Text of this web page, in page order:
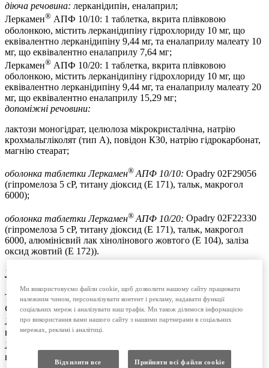
діюча речовина: лерканідипін, еналаприл;
Леркамен® АПФ 10/10: 1 таблетка, вкрита плівковою
оболонкою, містить лерканідипіну гідрохлориду 10 мг, що
еквівалентно лерканідипіну 9,44 мг, та еналаприлу малеату 10
мг, що еквівалентно еналаприлу 7,64 мг;
Леркамен® АПФ 10/20: 1 таблетка, вкрита плівковою
оболонкою, містить лерканідипіну гідрохлориду 10 мг, що
еквівалентно лерканідипіну 9,44 мг, та еналаприлу малеату 20
мг, що еквівалентно еналаприлу 15,29 мг;
допоміжні речовини:
лактози моногідрат, целюлоза мікрокристалічна, натрію
крохмальгліколят (тип А), повідон К30, натрію гідрокарбонат,
магнію стеарат;
оболонка таблетки Леркамен® АПФ 10/10: Opadry 02F29056
(гіпромелоза 5 сР, титану діоксид (Е 171), тальк, макрогол
6000);
оболонка таблетки Леркамен® АПФ 10/20: Opadry 02F22330
(гіпромелоза 5 сР, титану діоксид (Е 171), тальк, макрогол
6000, алюмінієвий лак хінолінового жовтого (Е 104), заліза
оксид жовтий (Е 172)).
Лікарська форма
Таблетки, вкриті плівковою оболонкою.
Основні фізико-хімічні властивості:
Леркамен®АПФ 10/10: білі, круглі, двоопуклі таблетки,
вкриті плівковою оболонкою;
Леркамен
вкриті плівковою оболонкою.
Ми використовуємо файли cookie, щоб дозволити нашому сайту працювати
належним чином, персоналізувати контент і рекламу, надавати функції
соціальних мереж і аналізувати наш трафік. Ми також ділимося інформацією
про використання вами нашого сайту з нашими партнерами в соціальних
мережах, рекламі і аналітиці.
Відхилити все Прийняти всі файли сookie